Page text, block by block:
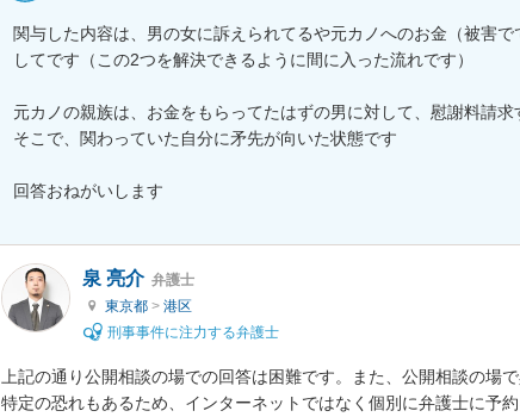
関与した内容は、男の女に訴えられてるや元カノへのお金（被害
してです（この2つを解決できるように間に入った流れです）
元カノの親族は、お金をもらってたはずの男に対して、慰謝料請求
そこで、関わっていた自分に矛先が向いた状態です
回答おねがいします
泉 亮介 弁護士
東京都 > 港区
刑事事件に注力する弁護士
上記の通り公開相談の場での回答は困難です。また、公開相談の場
特定の恐れもあるため、インターネットではなく個別に弁護士に予